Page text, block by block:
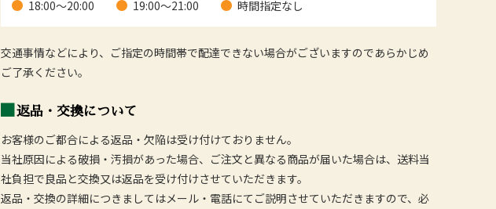
18:00～20:00
19:00～21:00 時間指定なし
交通事情などにより、ご指定の時間帯で配達できない場合がございますのであらかじめ
ご了承ください。
返品・交換について
お客様のご都合による返品・欠陥は受け付けておりません。
当社原因による破損・汚損があった場合、ご注文と異なる商品が届いた場合は、送料当
社負担で良品と交換又は返品を受け付けさせていただきます。
返品・交換の詳細につきましてはメール・電話にてご説明させていただきますので、必